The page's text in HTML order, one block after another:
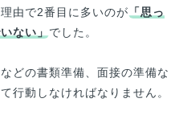
由で2番目に多いのが 「思っ
ない」 でした。
どの書類準備、面接の準備な
行動しなければなりません。